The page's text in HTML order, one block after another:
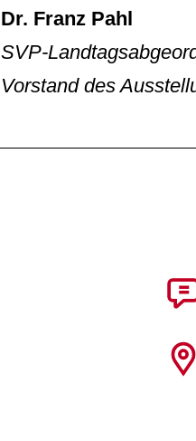
Dr. Franz Pahl
SVP-
Vorstand des